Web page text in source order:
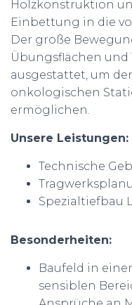
Holzkonstruktion
Einbettung in die
Der große
Übungsflächen
ausgestattet, um
onkologischen
ermöglichen.
Unsere Leistungen:
Technische
Spezialtiefbau
Besonderheiten:
Baufeld in
sensiblen